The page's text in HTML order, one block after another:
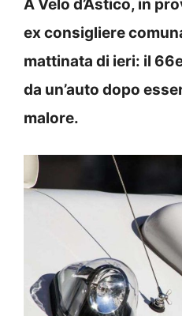
A Velo d’Astico, in
ex consigliere
mattinata di ieri: il
da un’auto dopo
malore.